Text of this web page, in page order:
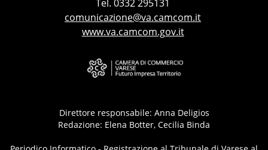
Tel. 0332 295131
comunicazione@va.camcom.it
www.va.camcom.gov.it
Direttore responsabile: Anna Deligios
Redazione: Elena Botter, Cecilia Binda